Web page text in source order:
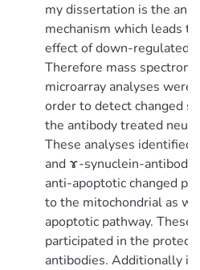
my dissertation is the
mechanism which leads
effect of down-regulated
Therefore mass
microarray analyses
order to detect changed
the antibody treated
These analyses
and ɤ-synuclein-antibody
anti-apoptotic changed
to the mitochondrial as
apoptotic pathway. These
participated in the
antibodies. Additionally in